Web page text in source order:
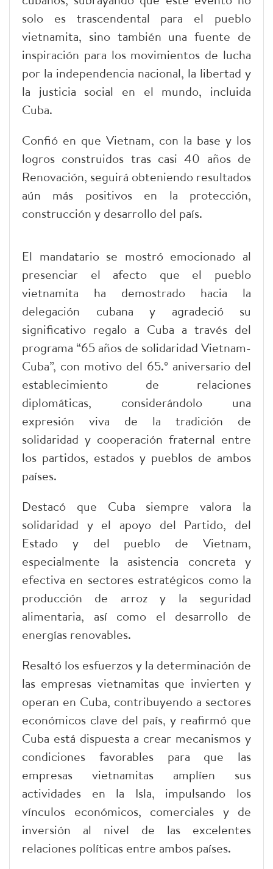
solo es trascendental para el pueblo
vietnamita, sino también una fuente de
inspiración para los movimientos de lucha
por la independencia nacional, la libertad y
la justicia social en el mundo, incluida
Cuba.
Confió en que Vietnam, con la base y los
logros construidos tras casi 40 años de
Renovación, seguirá obteniendo resultados
aún más positivos en la protección,
construcción y desarrollo del país.
El mandatario se mostró emocionado al
presenciar el afecto que el pueblo
vietnamita ha demostrado hacia la
delegación cubana y agradeció su
significativo regalo a Cuba a través del
programa “65 años de solidaridad Vietnam-
Cuba”, con motivo del 65.º aniversario del
establecimiento de relaciones
diplomáticas, considerándolo una
expresión viva de la tradición de
solidaridad y cooperación fraternal entre
los partidos, estados y pueblos de ambos
países.
Destacó que Cuba siempre valora la
solidaridad y el apoyo del Partido, del
Estado y del pueblo de Vietnam,
especialmente la asistencia concreta y
efectiva en sectores estratégicos como la
producción de arroz y la seguridad
alimentaria, así como el desarrollo de
energías renovables.
Resaltó los esfuerzos y la determinación de
las empresas vietnamitas que invierten y
operan en Cuba, contribuyendo a sectores
económicos clave del país, y reafirmó que
Cuba está dispuesta a crear mecanismos y
condiciones favorables para que las
empresas vietnamitas amplíen sus
actividades en la Isla, impulsando los
vínculos económicos, comerciales y de
inversión al nivel de las excelentes
relaciones políticas entre ambos países.